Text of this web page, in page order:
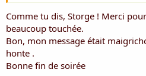
Comme tu dis, Storge ! Merci
beaucoup touchée.
Bon, mon message était
honte .
Bonne fin de soirée